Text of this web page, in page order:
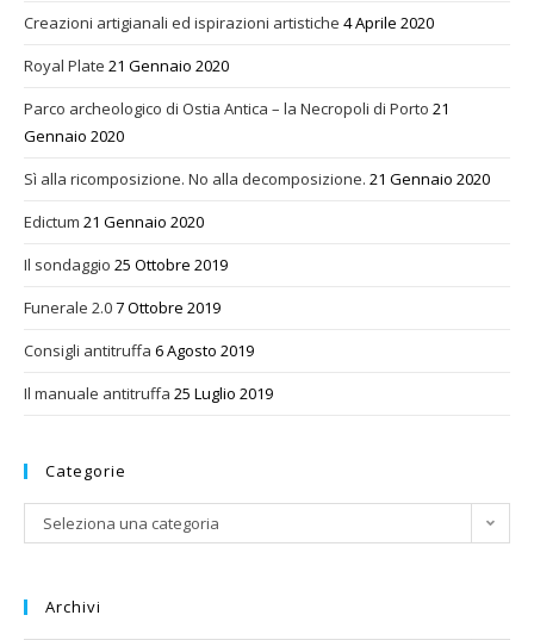
Creazioni artigianali ed ispirazioni artistiche 4 Aprile 2020
Royal Plate 21 Gennaio 2020
Parco archeologico di Ostia Antica – la Necropoli di Porto 21
Gennaio 2020
Sì alla ricomposizione. No alla decomposizione. 21 Gennaio 2020
Edictum 21 Gennaio 2020
Il sondaggio 25 Ottobre 2019
Funerale 2.07 Ottobre 2019
Consigli antitruffa 6 Agosto 2019
Il manuale antitruffa 25 Luglio 2019
Categorie
Categorie
Seleziona una categoria
Archivi